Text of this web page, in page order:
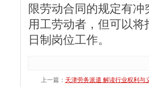
限劳动合同的规定有
用工劳动者，但可以
日制岗位工作。
上一篇： 天津劳务派遣 解读行业权利与